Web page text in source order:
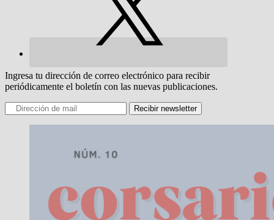
Ingresa tu dirección de correo electrónico para recibir
periódicamente el boletín con las nuevas publicaciones.
Recibir newsletter